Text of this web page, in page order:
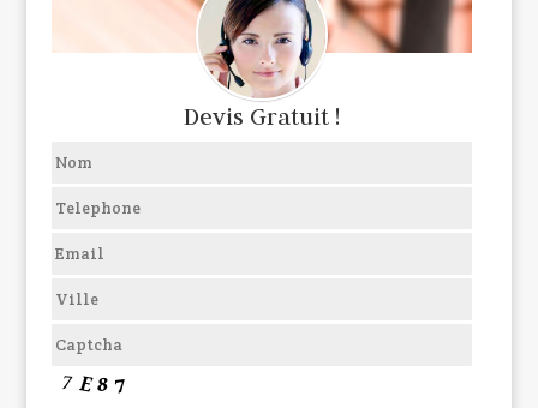
Devis Gratuit !